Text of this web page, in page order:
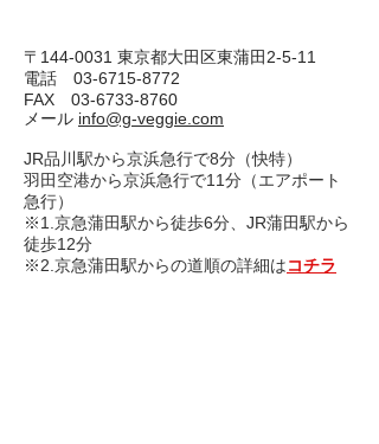
〒144-0031 東京都大田区東蒲田2-5-11
電話 03-6715-8772
FAX 03-6733-8760
​メール info@g-veggie.com
JR品川駅から京浜急行で8分（快特）
羽田空港から京浜急行で11分（エアポート
急行）
※1.京急蒲田駅から徒歩6分、JR蒲田駅から
徒歩12分
※2.京急蒲田駅からの道順の詳細はコチラ